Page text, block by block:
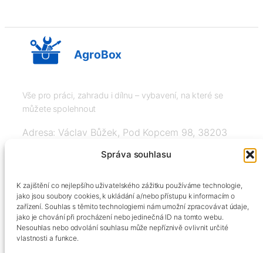
Správa souhlasu
K zajištění co nejlepšího uživatelského zážitku používáme technologie,
jako jsou soubory cookies, k ukládání a/nebo přístupu k informacím o
zařízení. Souhlas s těmito technologiemi nám umožní zpracovávat údaje,
jako je chování při procházení nebo jedinečná ID na tomto webu.
Nesouhlas nebo odvolání souhlasu může nepříznivě ovlivnit určité
vlastnosti a funkce.
AgroBox
Vše pro práci, zahradu i dílnu – vybavení, na které se
můžete spolehnout
Adresa: Václav Bůžek, Pod Kopcem 98, 38203
+420606334248, info@agrobox.cz